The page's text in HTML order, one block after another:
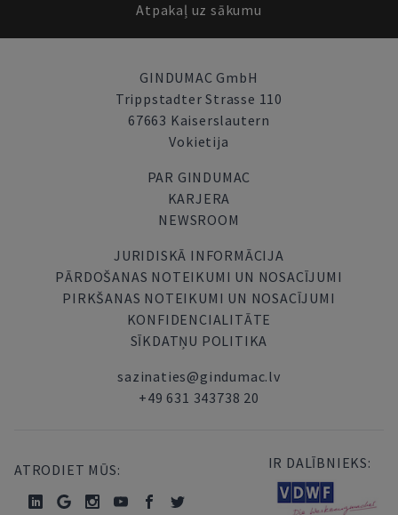
Atpakaļ uz sākumu
GINDUMAC GmbH
Trippstadter Strasse 110
67663 Kaiserslautern
Vokietija
PAR GINDUMAC
KARJERA
NEWSROOM
JURIDISKĀ INFORMĀCIJA
PĀRDOŠANAS NOTEIKUMI UN NOSACĪJUMI
PIRKŠANAS NOTEIKUMI UN NOSACĪJUMI
KONFIDENCIALITĀTE
SĪKDATŅU POLITIKA
sazinaties@gindumac.lv
+49 631 343738 20
ATRODIET MŪS: IR DALĪBNIEKS: